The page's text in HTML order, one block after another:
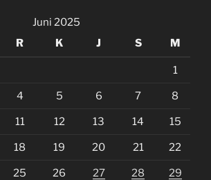
Juni 2025
R K J S M
1
4 5 6 7 8
11 12 13 14 15
18 19 20 21 22
25 26 27 28 29